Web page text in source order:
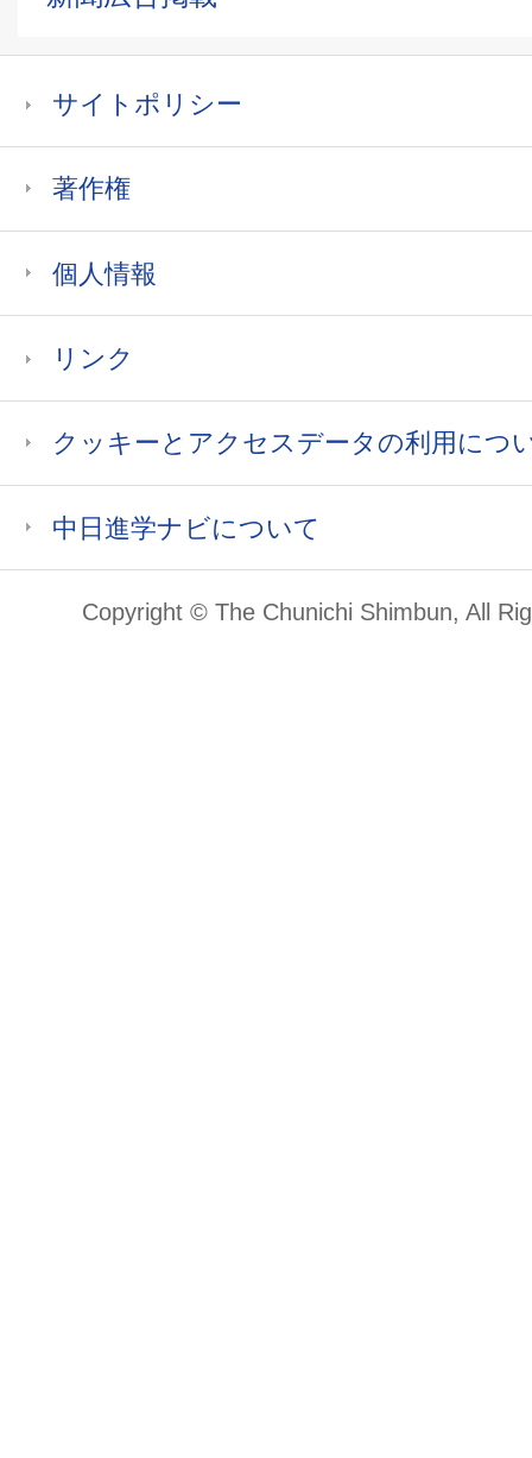
サイトポリシー
著作権
個人情報
リンク
クッキーとアクセスデータの利用につ
中日進学ナビについて
Copyright © The Chunichi Shimbun, All